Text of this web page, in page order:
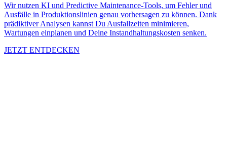
Wir nutzen KI und Predictive Maintenance-Tools, um Fehler und
Ausfälle in Produktionslinien genau vorhersagen zu können. Dank
prädiktiver Analysen kannst Du Ausfallzeiten minimieren,
Wartungen einplanen und Deine Instandhaltungskosten senken.
JETZT ENTDECKEN